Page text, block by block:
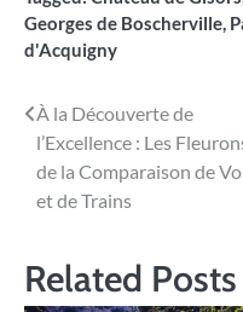
Georges de Boscherville,
d'Acquigny
Navigation
de
l’article
À la Découverte de
l’Excellence : Les
de la Comparaison de
et de Trains
Related Posts